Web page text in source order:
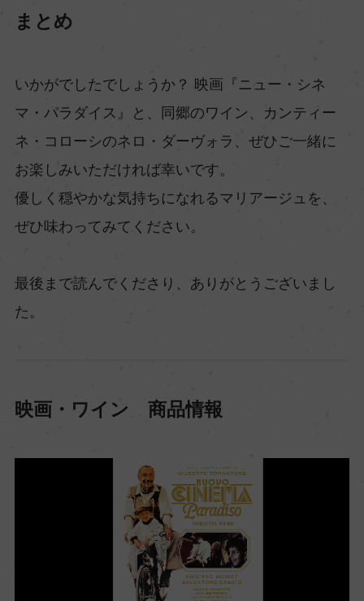
まとめ
いかがでしたでしょうか？ 映画『ニュー・シネ
マ・パラダイス』と、同郷のワイン、カンティー
ネ・コローシのネロ・ダーヴォラ、ぜひご一緒に
お楽しみいただければ幸いです。
優しく穏やかな気持ちになれるマリアージュを、
ぜひ味わってみてください。
最後まで読んでくださり、ありがとうございまし
た。
映画・ワイン 商品情報